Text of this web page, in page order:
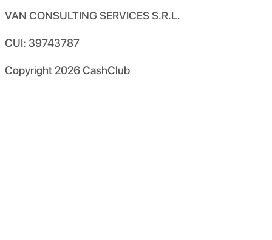
VAN CONSULTING SERVICES S.R.L.
CUI: 39743787
Copyright 2026CashClub